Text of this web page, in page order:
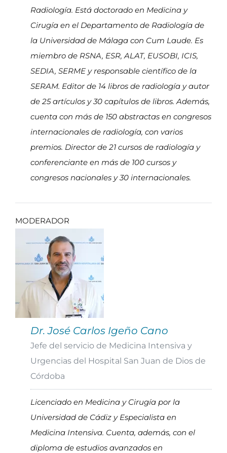
Radiología. Está doctorado en Medicina y
Cirugía en el Departamento de Radiología de
la Universidad de Málaga con Cum Laude. Es
miembro de RSNA, ESR, ALAT, EUSOBI, ICIS,
SEDIA, SERME y responsable científico de la
SERAM. Editor de 14 libros de radiología y autor
de 25 artículos y 30 capítulos de libros. Además,
cuenta con más de 150 abstractas en congresos
internacionales de radiología, con varios
premios. Director de 21 cursos de radiología y
conferenciante en más de 100 cursos y
congresos nacionales y 30 internacionales.
MODERADOR
Dr. José Carlos Igeño Cano
Jefe del servicio de Medicina Intensiva y
Urgencias del Hospital San Juan de Dios de
Córdoba
Licenciado en Medicina y Cirugía por la
Universidad de Cádiz y Especialista en
Medicina Intensiva. Cuenta, además, con el
diploma de estudios avanzados en